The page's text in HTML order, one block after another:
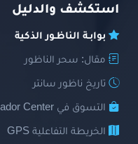
استكشف والدليل
بوابـة الناظـور الذكية
مقال: سحر الناظور
تاريخ ناظور سانتر
التسوق في Nador Center
الخريطة التفاعلية GPS